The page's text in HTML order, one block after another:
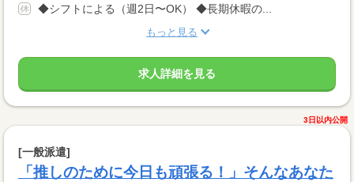
◆シフトによる（週2日〜OK） ◆長期休暇の...
もっと見る
求人詳細を見る
3日以内公開
[一般派遣]
「推しのために今日も頑張る！」そんなあなた